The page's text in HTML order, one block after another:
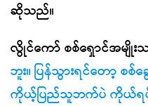
ဆိုသည်။
လွိုင်ကော် စစ်ရှောင်အမျို
ဘူး။ ပြန်သွားရင်တော့ စစ်
ကိုယ့်ပြည်သူဘက်ပဲ ကိုယ်ရပ်